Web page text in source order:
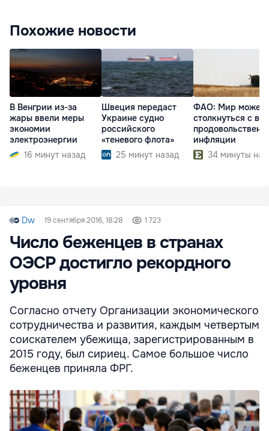
Похожие новости
В Венгрии из-за
жары ввели меры
экономии
электроэнергии
16 минут назад
Швеция передаст
Украине судно
российского
«теневого флота»
25 минут назад
ФАО: Мир может
столкнуться с
инфляции
34 минуты
Dw 19 сентября 2016, 18:28 1 723
Число беженцев в странах
ОЭСР достигло рекордного
уровня
Согласно отчету Организации экономического
сотрудничества и развития, каждым четвертым
соискателем убежища, зарегистрированным в
2015 году, был сириец. Самое большое число
беженцев приняла ФРГ.